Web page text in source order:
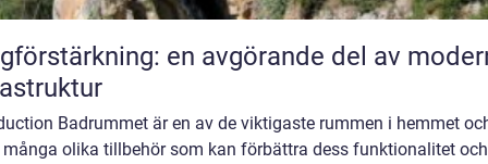
en avgörande del av
Badrummet är en av de viktigaste rummen i hemmet
olika tillbehör som kan förbättra dess funktionalitet och